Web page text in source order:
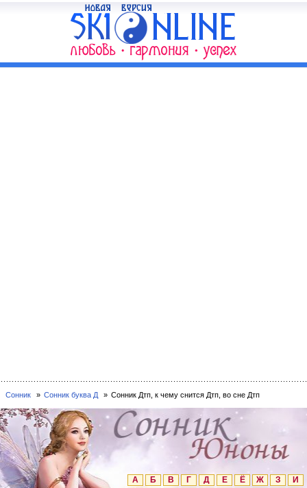
Сонник Сонник буква Д Сонник Дтп, к чему снится Дтп, во сне Дтп
А Б В Г Д Е Ё Ж З
И